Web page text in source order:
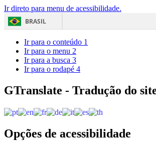
Ir direto para menu de acessibilidade.
BRASIL
Acesso à
Ir para o conteúdo 1
Ir para o menu 2
Ir para a busca 3
Ir para o rodapé 4
GTranslate - Tradução do
Opções de acessibilidade